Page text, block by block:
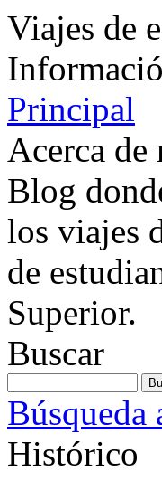
Viajes de
Principal
Acerca de
Blog
los viajes
de
Superior.
Buscar
Búsqueda
Histórico